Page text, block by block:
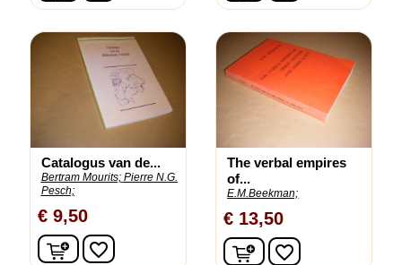
Catalogus van de...
Bertram Mourits; Pierre N.G.
Pesch;
€ 9,50
In winkelwagen
favorite_border
The verbal empires
of...
E.M.Beekman;
€ 13,50
In winkelwagen
favorite_border